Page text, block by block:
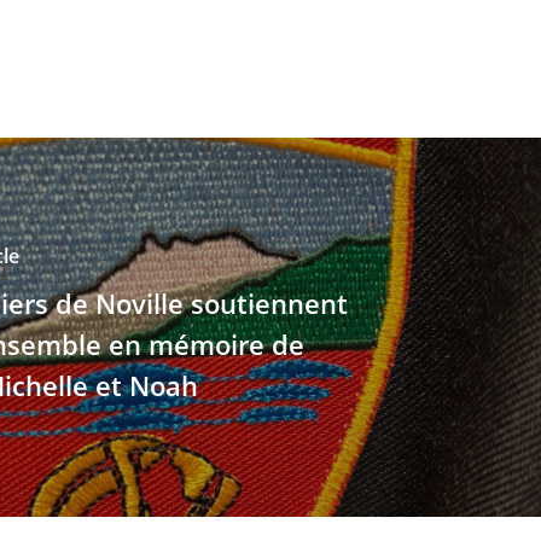
de Noville soutiennent
en mémoire de
et Noah